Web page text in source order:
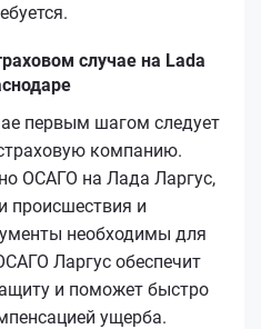
случае на Lada
первым шагом следует
компанию.
ОСАГО на Лада Ларгус,
происшествия и
необходимы для
Ларгус обеспечит
и поможет быстро
ущерба.